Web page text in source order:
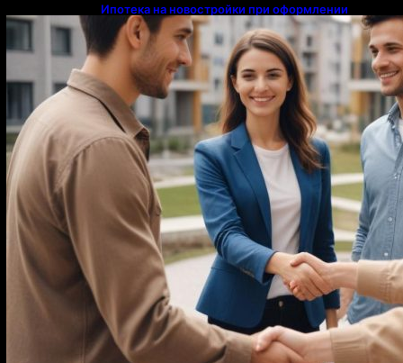
Ипотека на новостройки при оформлении
напрямую у застройщика